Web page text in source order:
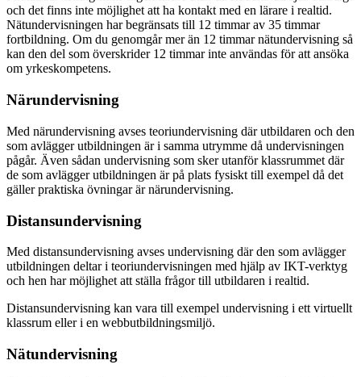
och det finns inte möjlighet att ha kontakt med en lärare i realtid.
Nätundervisningen har begränsats till 12 timmar av 35 timmar
fortbildning. Om du genomgår mer än 12 timmar nätundervisning så
kan den del som överskrider 12 timmar inte användas för att ansöka
om yrkeskompetens.
Närundervisning
Med närundervisning avses teoriundervisning där utbildaren och den
som avlägger utbildningen är i samma utrymme då undervisningen
pågår. Även sådan undervisning som sker utanför klassrummet där
de som avlägger utbildningen är på plats fysiskt till exempel då det
gäller praktiska övningar är närundervisning.
Distansundervisning
Med distansundervisning avses undervisning där den som avlägger
utbildningen deltar i teoriundervisningen med hjälp av IKT-verktyg
och hen har möjlighet att ställa frågor till utbildaren i realtid.
Distansundervisning kan vara till exempel undervisning i ett virtuellt
klassrum eller i en webbutbildningsmiljö.
Nätundervisning